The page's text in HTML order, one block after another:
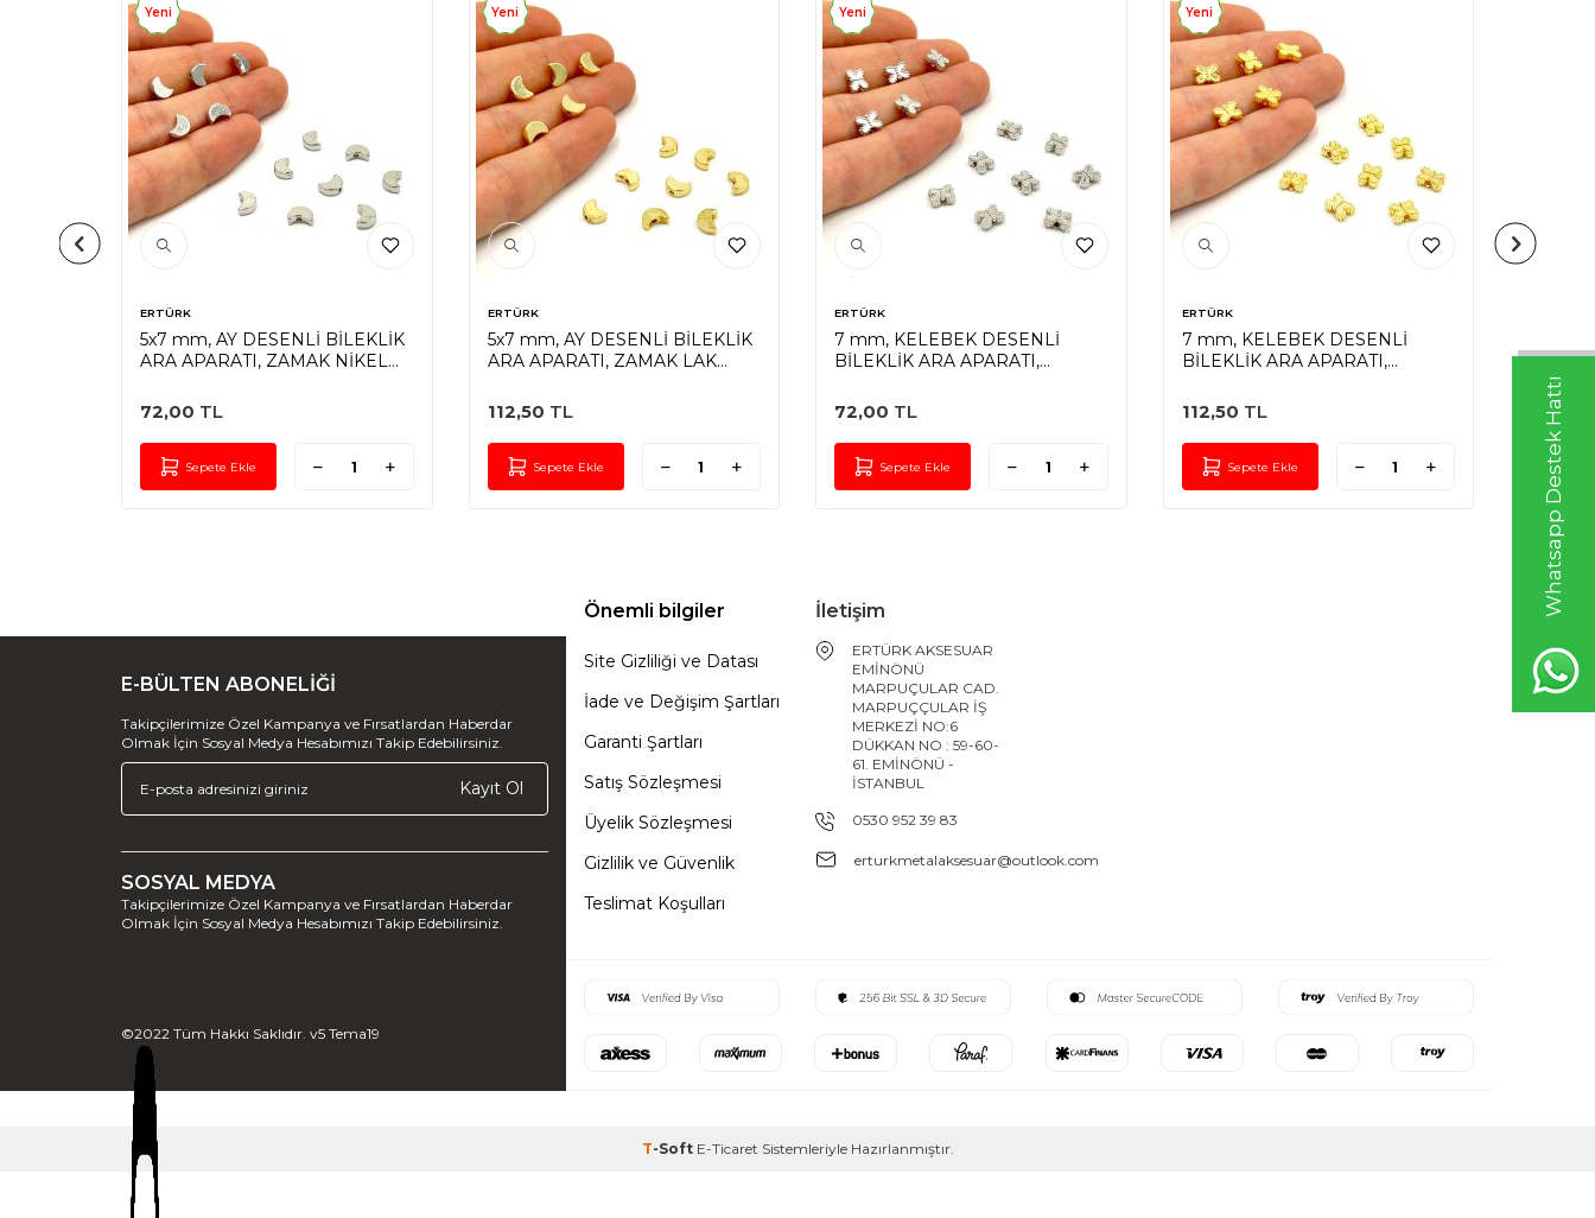
Whatsapp Destek Hattı
Yeni
ERTÜRK
5x7 mm, AY DESENLİ BİLEKLİK
ARA APARATI, ZAMAK NİKEL
72,00 TL
Sepete Ekle
Yeni
ERTÜRK
5x7 mm, AY DESENLİ BİLEKLİK
ARA APARATI, ZAMAK LAK
112,50 TL
Sepete Ekle
Yeni
ERTÜRK
7 mm, KELEBEK DESENLİ
BİLEKLİK ARA APARATI,
72,00 TL
Sepete Ekle
Yeni
ERTÜRK
7 mm, KELEBEK DESENLİ
BİLEKLİK ARA APARATI,
112,50 TL
Sepete Ekle
72,00
E-BÜLTEN ABONELİĞİ
Takipçilerimize Özel Kampanya ve Fırsatlardan Haberdar
Olmak İçin Sosyal Medya Hesabımızı Takip Edebilirsiniz.
Kayıt Ol
SOSYAL MEDYA
Takipçilerimize Özel Kampanya ve Fırsatlardan Haberdar
Olmak İçin Sosyal Medya Hesabımızı Takip Edebilirsiniz.
©2022 Tüm Hakkı Saklıdır. v5 Tema19
Önemli bilgiler
Site Gizliliği ve Datası
İade ve Değişim Şartları
Garanti Şartları
Satış Sözleşmesi
Üyelik Sözleşmesi
Gizlilik ve Güvenlik
Teslimat Koşulları
İletişim
ERTÜRK AKSESUAR
EMİNÖNÜ
MARPUÇULAR CAD.
MARPUÇÇULAR İŞ
MERKEZİ NO:6
DÜKKAN NO : 59-60-
61. EMİNÖNÜ -
İSTANBUL
0530 952 39 83
erturkmetalaksesuar@outlook.com
T-Soft E-Ticaret Sistemleriyle Hazırlanmıştır.